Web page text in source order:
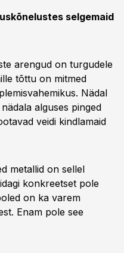
selgemaid
arengud on turgudele
tõttu on mitmed
Nädal
alguses pinged
veidi kindlamaid
metallid on sellel
konkreetset pole
on ka varem
Enam pole see